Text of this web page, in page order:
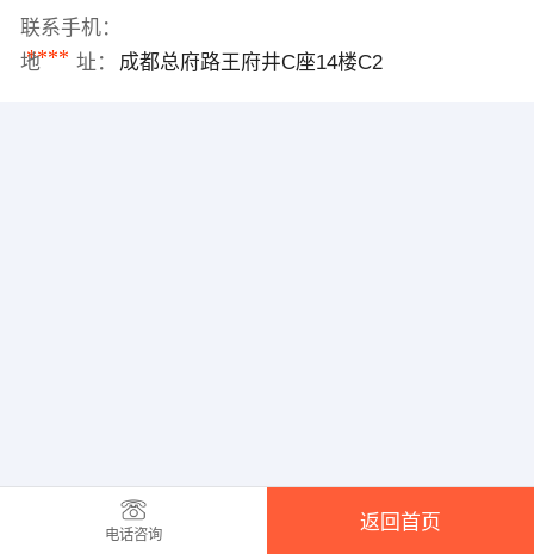
联系手机：
****
地 址： 成都总府路王府井C座14楼C2
电话咨询
返回首页